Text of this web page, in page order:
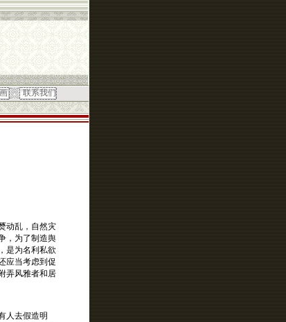
联系我们
动乱，自然灾
，为了制造舆
是为名利私欲
应当考虑到促
弄风雅者和居
人去假造明